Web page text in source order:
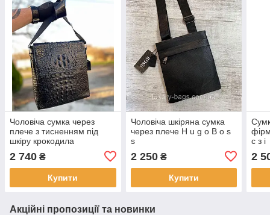
Чоловіча сумка через
плече з тисненням під
шкіру крокодила
2 740 ₴
Купити
Чоловіча шкіряна сумка
через плече H u g o B o s
s
2 250₴
Купити
c з i
2
Акційні пропозиції та новинки